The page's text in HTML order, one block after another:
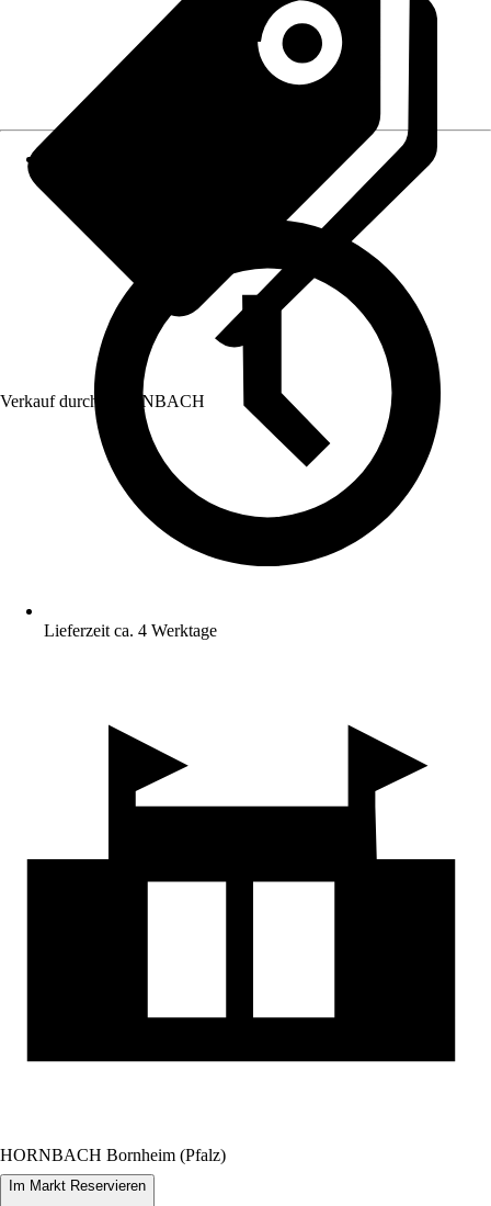
Verkauf durch: HORNBACH
Lieferzeit ca. 4 Werktage
HORNBACH Bornheim (Pfalz)
Im Markt Reservieren